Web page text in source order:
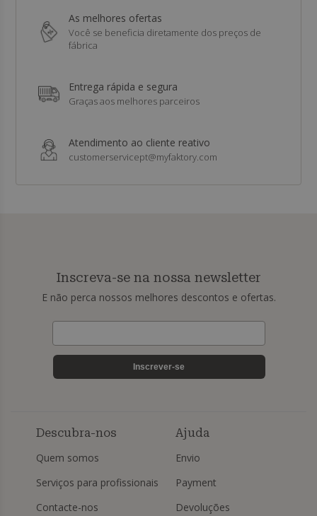
As melhores ofertas
Você se beneficia diretamente dos preços de
fábrica
Entrega rápida e segura
Graças aos melhores parceiros
Atendimento ao cliente reativo
customerservicept@myfaktory.com
Inscreva-se na nossa newsletter
E não perca nossos melhores descontos e ofertas.
Inscrever-se
Descubra-nos
Quem somos
Serviços para profissionais
Contacte-nos
Ajuda
Envio
Payment
Devoluções